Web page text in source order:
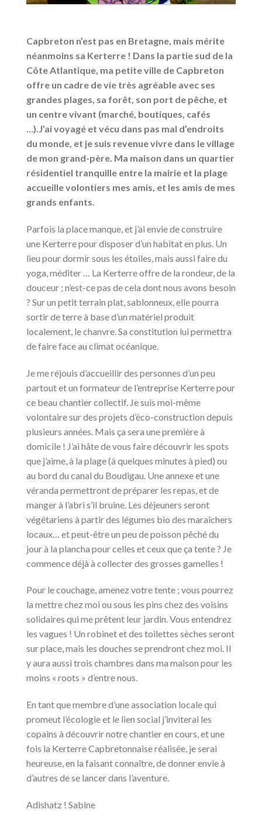
Capbreton n’est pas en Bretagne, mais mérite
néanmoins sa Kerterre ! Dans la partie sud de la
Côte Atlantique, ma petite ville de Capbreton
offre un cadre de vie très agréable avec ses
grandes plages, sa forêt, son port de pêche, et
un centre vivant (marché, boutiques, cafés
…).J’ai voyagé et vécu dans pas mal d’endroits
du monde, et je suis revenue vivre dans le village
de mon grand-père. Ma maison dans un quartier
résidentiel tranquille entre la mairie et la plage
accueille volontiers mes amis, et les amis de mes
grands enfants.
Parfois la place manque, et j’ai envie de construire
une Kerterre pour disposer d’un habitat en plus. Un
lieu pour dormir sous les étoiles, mais aussi faire du
yoga, méditer … La Kerterre offre de la rondeur, de la
douceur ; n’est-ce pas de cela dont nous avons besoin
? Sur un petit terrain plat, sablonneux, elle pourra
sortir de terre à base d’un matériel produit
localement, le chanvre. Sa constitution lui permettra
de faire face au climat océanique.
Je me réjouis d’accueillir des personnes d’un peu
partout et un formateur de l’entreprise Kerterre pour
ce beau chantier collectif. Je suis moi-même
volontaire sur des projets d’éco-construction depuis
plusieurs années. Mais ça sera une première à
domicile ! J’ai hâte de vous faire découvrir les spots
que j’aime, à la plage (à quelques minutes à pied) ou
au bord du canal du Boudigau. Une annexe et une
véranda permettront de préparer les repas, et de
manger à l’abri s’il bruine. Les déjeuners seront
végétariens à partir des légumes bio des maraîchers
locaux… et peut-être un peu de poisson pêché du
jour à la plancha pour celles et ceux que ça tente ? Je
commence déjà à collecter des grosses gamelles !
Pour le couchage, amenez votre tente ; vous pourrez
la mettre chez moi ou sous les pins chez des voisins
solidaires qui me prêtent leur jardin. Vous entendrez
les vagues ! Un robinet et des toilettes sèches seront
sur place, mais les douches se prendront chez moi. Il
y aura aussi trois chambres dans ma maison pour les
moins « roots » d’entre nous.
En tant que membre d’une association locale qui
promeut l’écologie et le lien social j’inviterai les
copains à découvrir notre chantier en cours, et une
fois la Kerterre Capbretonnaise réalisée, je serai
heureuse, en la faisant connaître, de donner envie à
d’autres de se lancer dans l’aventure.
Adishatz ! Sabine